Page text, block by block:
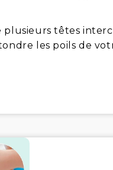
têtes
les poils de